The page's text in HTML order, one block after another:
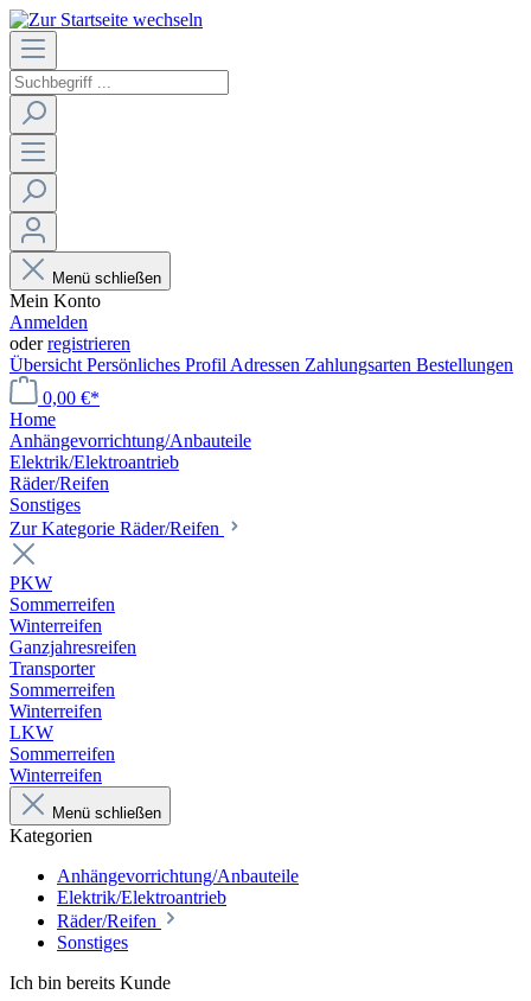
Menü schließen
Mein Konto
Anmelden
oderregistrieren
Übersicht Persönliches Profil Adressen Zahlungsarten Bestellungen
0,00 €*
Home
Anhängevorrichtung/Anbauteile
Elektrik/Elektroantrieb
Räder/Reifen
Sonstiges
Zur Kategorie Räder/Reifen
PKW
Sommerreifen
Winterreifen
Ganzjahresreifen
Transporter
Sommerreifen
Winterreifen
LKW
Sommerreifen
Winterreifen
Menü schließen
Kategorien
Anhängevorrichtung/Anbauteile
Elektrik/Elektroantrieb
Räder/Reifen
Sonstiges
Ich bin bereits Kunde